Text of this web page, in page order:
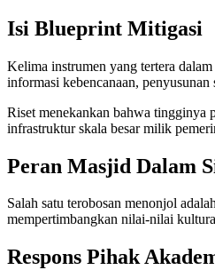
Isi Blueprint Mitigasi
Kelima instrumen yang tertera
informasi kebencanaan,
Riset menekankan bahwa tingginya
infrastruktur skala besar milik
Peran Masjid Dalam
Salah satu terobosan menonjol
mempertimbangkan nilai-nilai
Respons Pihak